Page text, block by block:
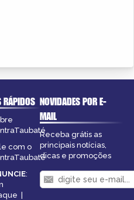
RÁPIDOS
com o
:
|
NOVIDADES POR E-
MAIL
Receba grátis as
principais notícias,
dicas e promoções